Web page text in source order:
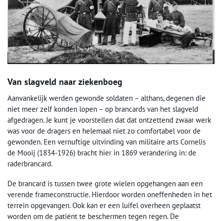
Van slagveld naar ziekenboeg
Aanvankelijk werden gewonde soldaten – althans, degenen die
niet meer zelf konden lopen – op brancards van het slagveld
afgedragen. Je kunt je voorstellen dat dat ontzettend zwaar werk
was voor de dragers en helemaal niet zo comfortabel voor de
gewonden. Een vernuftige uitvinding van militaire arts Cornelis
de Mooij (1834-1926) bracht hier in 1869 verandering in: de
raderbrancard.
De brancard is tussen twee grote wielen opgehangen aan een
verende frameconstructie. Hierdoor worden oneffenheden in het
terrein opgevangen. Ook kan er een luifel overheen geplaatst
worden om de patiënt te beschermen tegen regen. De